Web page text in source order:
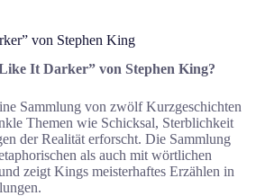
von Stephen King
It Darker” von Stephen King?
Sammlung von zwölf Kurzgeschichten
Themen wie Schicksal, Sterblichkeit
der Realität erforscht. Die Sammlung
als auch mit wörtlichen
zeigt Kings meisterhaftes Erzählen in